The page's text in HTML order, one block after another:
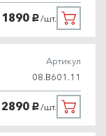
1890 руб./шт.
Артикул
08.B601.11
2890 руб./шт.